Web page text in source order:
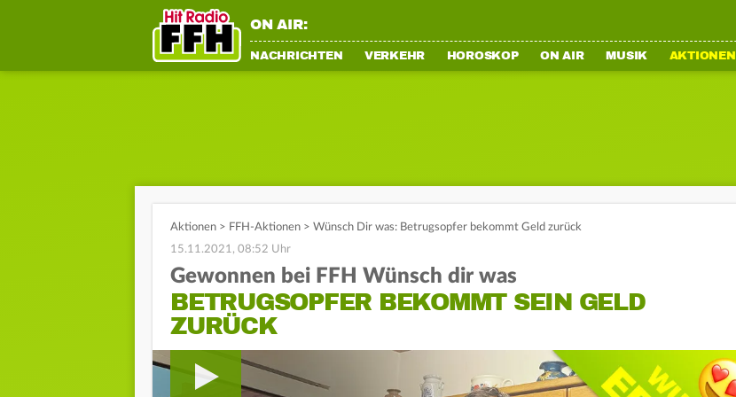
ON AIR:
NACHRICHTEN VERKEHR HOROSKOP ON AIR MUSIK AKTIONEN
Aktionen > FFH-Aktionen > Wünsch Dir was: Betrugsopfer bekommt Geld zurück
15.11.2021, 08:52 Uhr
Gewonnen bei FFH Wünsch dir was
BETRUGSOPFER BEKOMMT SEIN GELD
ZURÜCK